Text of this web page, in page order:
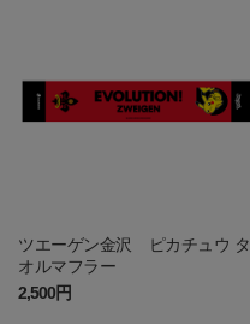
ツエーゲン金沢 ピカチュウ タ
オルマフラー
2,500円